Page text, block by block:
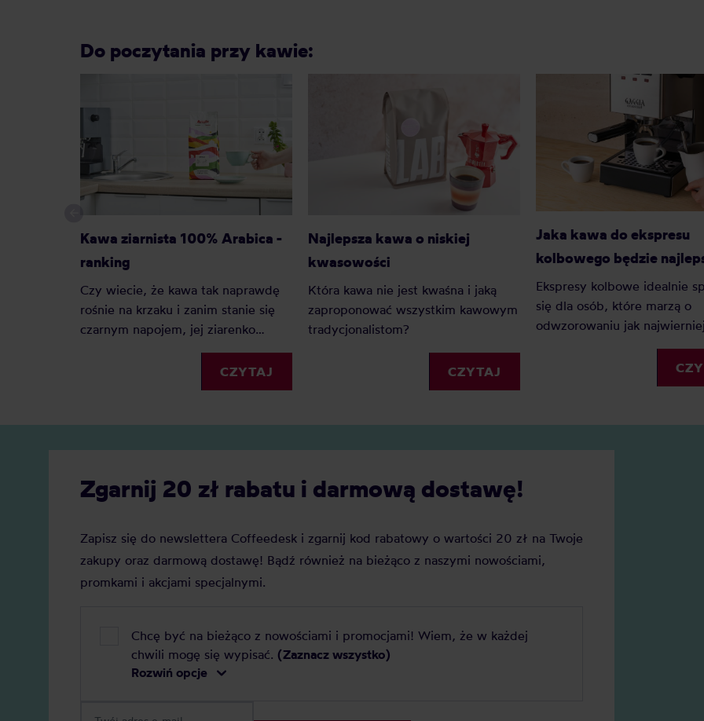
Do poczytania przy kawie:
Kawa ziarnista 100% Arabica -
ranking
Czy wiecie, że kawa tak naprawdę
rośnie na krzaku i zanim stanie się
czarnym napojem, jej ziarenko
otacza słodki owoc? Istnieją tylko
dwa gatunki kawy: Arabika i Robusta
CZYTAJ
Najlepsza kawa o niskiej
kwasowości
Która kawa nie jest kwaśna i jaką
zaproponować wszystkim kawowym
tradycjonalistom?
CZYTAJ
Jaka kawa do ekspresu
kolbowego będzie
Ekspresy kolbowe idealnie
się dla osób, które marzą o
odwzorowaniu jak najwierniej
kawiarnianych warunków we
własnej kuchni. Jaka kawa
ekspresu kolbowego
Zgarnij 20 zł rabatu i darmową dostawę!
Zapisz się do newslettera Coffeedesk i zgarnij kod rabatowy o wartości 20 zł na Twoje
zakupy oraz darmową dostawę! Bądź również na bieżąco z naszymi nowościami,
promkami i akcjami specjalnymi.
Chcę być na bieżąco z nowościami i promocjami! Wiem, że w każdej
chwili mogę się wypisać. (Zaznacz wszystko)
Rozwiń opcje